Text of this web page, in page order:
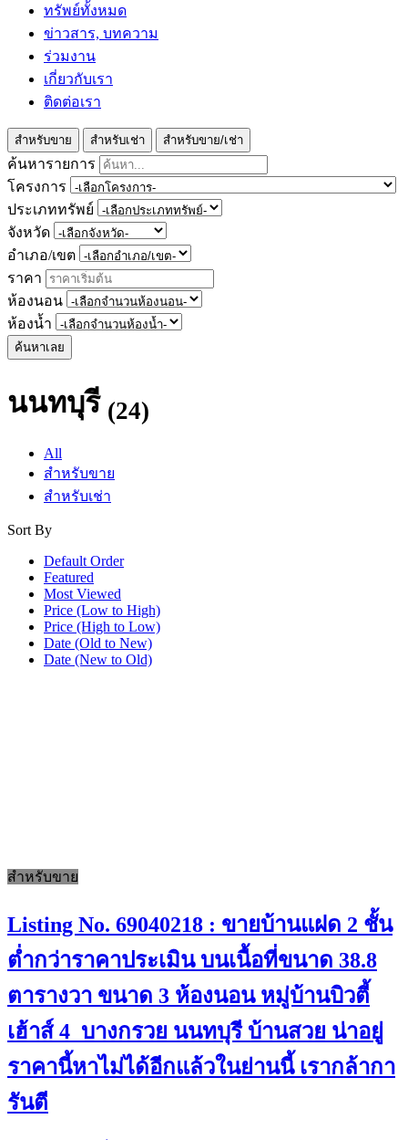
ทรัพย์ทั้งหมด
ข่าวสาร, บทความ
ร่วมงาน
เกี่ยวกับเรา
ติดต่อเรา
สำหรับขาย สำหรับเช่า สำหรับขาย/เช่า
ค้นหารายการ
โครงการ
ประเภททรัพย์
จังหวัด
อำเภอ/เขต
ราคา
ห้องนอน
ห้องน้ำ
ค้นหาเลย
นนทบุรี (24)
All
สำหรับขาย
สำหรับเช่า
Sort By
Default Order
Featured
Most Viewed
Price (Low to High)
Price (High to Low)
Date (Old to New)
Date (New to Old)
สำหรับขาย
Listing No. 69040218 : ขายบ้านแฝด 2 ชั้น
ต่ำกว่าราคาประเมิน บนเนื้อที่ขนาด 38.8
ตารางวา ขนาด 3 ห้องนอน หมู่บ้านบิวตี้
เฮ้าส์ 4 บางกรวย นนทบุรี บ้านสวย น่าอยู่
ราคานี้หาไม่ได้อีกแล้วในย่านนี้ เรากล้ากา
รันตี